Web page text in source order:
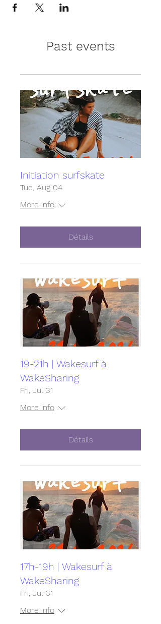
Past events
Initiation surfskate
Tue, Aug 04
More info
Détails
19-21h | Wakesurf à
WakeSharing
Fri, Jul 31
More info
Détails
17h-19h | Wakesurf à
WakeSharing
Fri, Jul 31
More info